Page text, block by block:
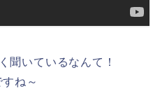
聞いているなんて！
ね～